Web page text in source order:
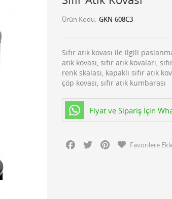
Ürün Kodu GKN-608C3
Sıfır atık kovası ile ilgili
atık kovası, sıfır atık kovaları,
renk skalası, kapaklı sıfır atık
çöp kovası, sıfır atık kumbarası
Fiyat ve Sipariş İçin
Facebook
Twitter PinterestFavorilere